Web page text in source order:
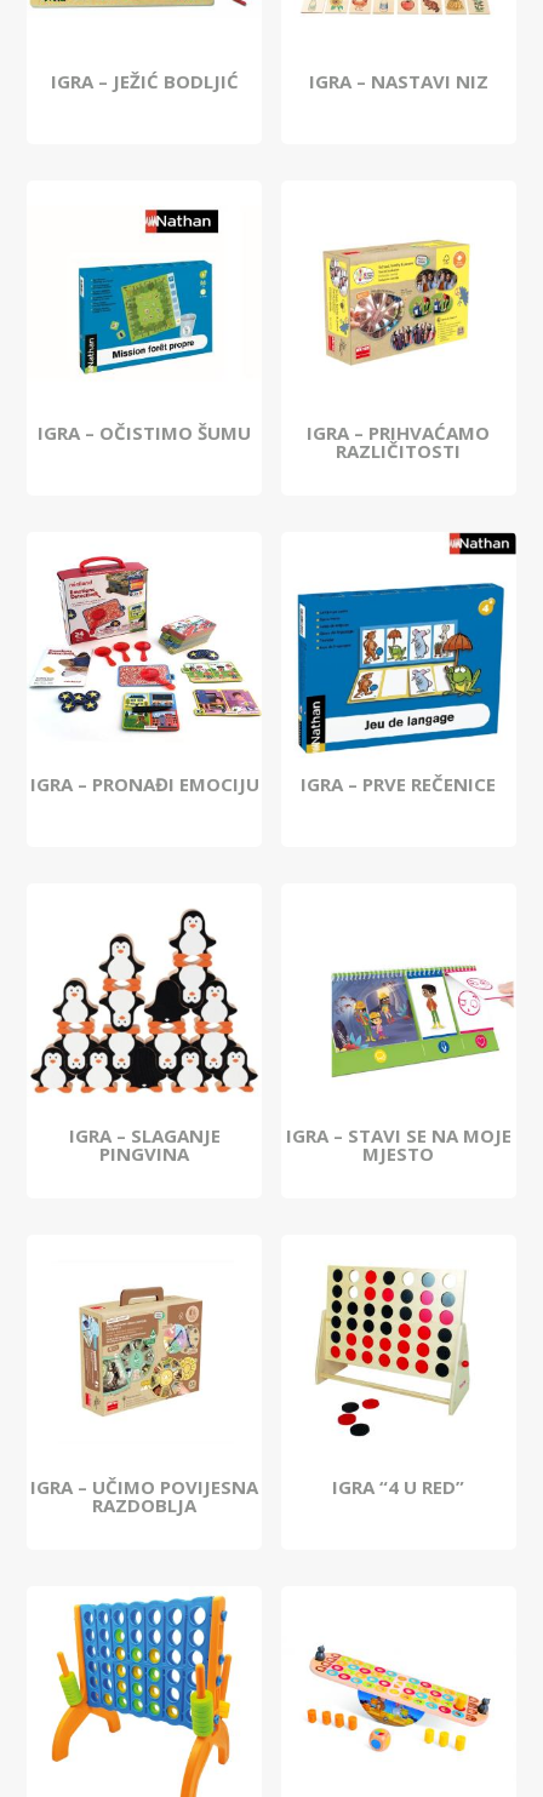
IGRA – JEŽIĆ BODLJIĆ IGRA – NASTAVI NIZ
IGRA – OČISTIMO ŠUMU IGRA – PRIHVAĆAMO
RAZLIČITOSTI
IGRA – PRONAĐI EMOCIJU IGRA – PRVE REČENICE
IGRA – SLAGANJE
PINGVINA
IGRA – STAVI SE NA MOJE
MJESTO
IGRA – UČIMO POVIJESNA
RAZDOBLJA
IGRA “4 U RED”